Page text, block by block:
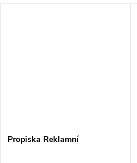
Propiska Reklamní